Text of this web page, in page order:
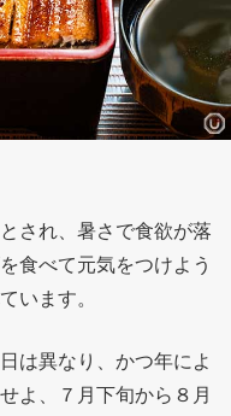
され、暑さで食欲が落
食べて元気をつけよう
います。
は異なり、かつ年によ
よ、７月下旬から８月